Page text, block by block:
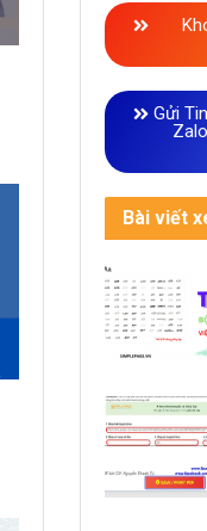
Gửi
Bài viết